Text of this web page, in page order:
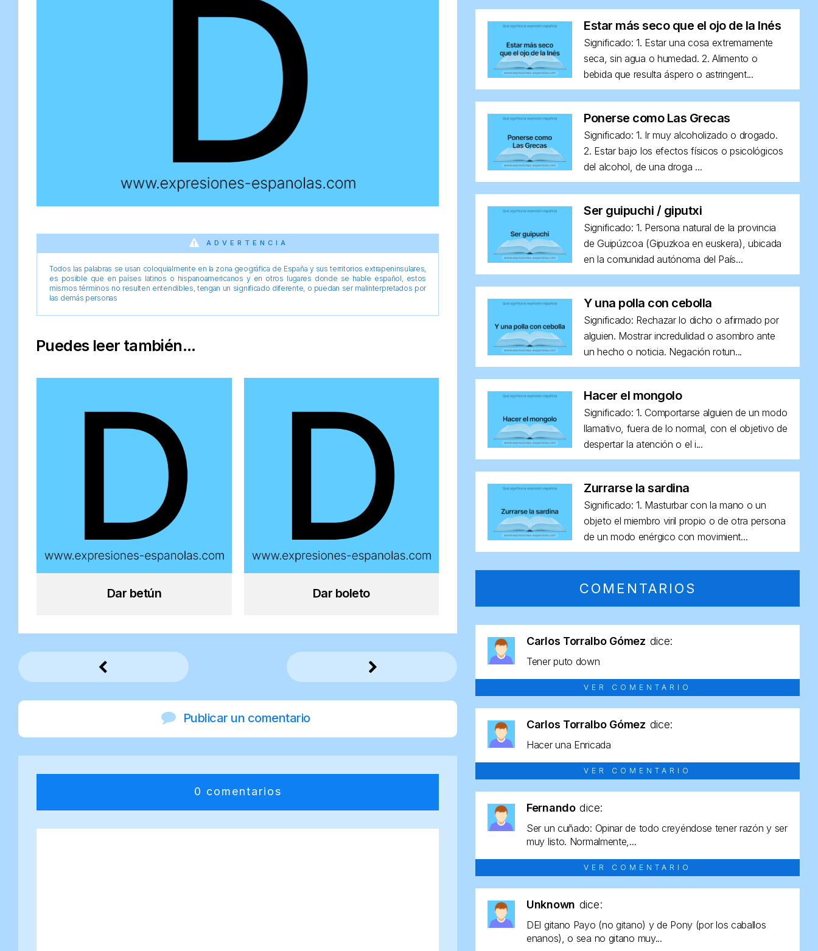
ADVERTENCIA
Todos las palabras se usan coloquialmente en la zona geográfica de España y sus territorios extrapeninsulares,
es posible que en países latinos o hispanoamericanos y en otros lugares donde se hable español, estos
mismos términos no resulten entendibles, tengan un significado diferente, o puedan ser malinterpretados por
las demás personas
Puedes leer también...
Dar betún Dar boleto
Publicar un comentario
0 comentarios
Estar más seco que el ojo de la Inés
Significado: 1. Estar una cosa extremamente
seca, sin agua o humedad. 2. Alimento o
bebida que resulta áspero o astringent...
Ponerse como Las Grecas
Significado: 1. Ir muy alcoholizado o drogado.
2. Estar bajo los efectos físicos o psicológicos
del alcohol, de una droga ...
Ser guipuchi / giputxi
Significado: 1. Persona natural de la provincia
de Guipúzcoa (Gipuzkoa en euskera), ubicada
en la comunidad autónoma del País...
Y una polla con cebolla
Significado: Rechazar lo dicho o afirmado por
alguien. Mostrar incredulidad o asombro ante
un hecho o noticia. Negación rotun...
Hacer el mongolo
Significado: 1. Comportarse alguien de un modo
llamativo, fuera de lo normal, con el objetivo de
despertar la atención o el i...
Zurrarse la sardina
Significado: 1. Masturbar con la mano o un
objeto el miembro viril propio o de otra persona
de un modo enérgico con movimient...
COMENTARIOS
Carlos Torralbo Gómez dice:
Tener puto down
VER COMENTARIO
Carlos Torralbo Gómez dice:
Hacer una Enricada
VER COMENTARIO
Fernando dice:
Ser un cuñado: Opinar de todo creyéndose tener razón y ser
muy listo. Normalmente,...
VER COMENTARIO
Unknown dice:
DEl gitano Payo (no gitano) y de Pony (por los caballos
enanos), o sea no gitano muy...